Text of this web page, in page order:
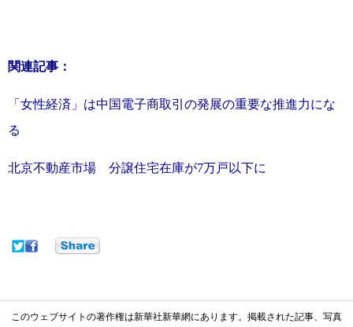
関連記事：
「女性経済」は中国電子商取引の発展の重要な推進力にな
る
北京不動産市場 分譲住宅在庫が7万戸以下に
このウェブサイトの著作権は新華社新華網にあります。掲載された記事、写真